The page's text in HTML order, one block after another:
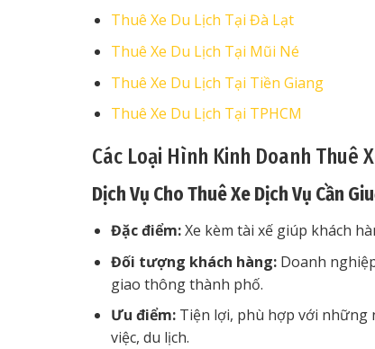
Thuê Xe Du Lịch Tại Đà Lạt
Thuê Xe Du Lịch Tại Mũi Né
Thuê Xe Du Lịch Tại Tiền Giang
Thuê Xe Du Lịch Tại TPHCM
Các Loại Hình Kinh Doanh Thuê
Dịch Vụ Cho Thuê Xe Dịch Vụ Cần
Đặc điểm:Xe kèm tài xế giúp khách
Đối tượng khách hàng:Doanh
giao thông thành phố.
Ưu điểm:Tiện lợi, phù hợp với những
việc, du lịch.